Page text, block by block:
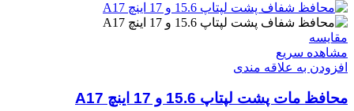
مقایسه
مشاهده سریع
افزودن به علاقه مندی
محافظ مات پشت لپتاپ 15.6 و 17 اینچ A17